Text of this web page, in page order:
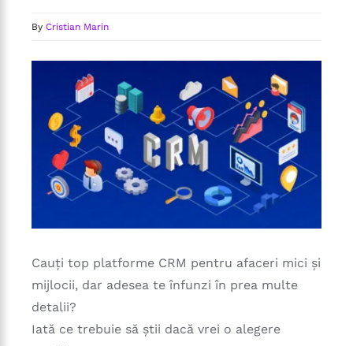
By Cristian Marin
Cauți top platforme CRM pentru afaceri mici și
mijlocii, dar adesea te înfunzi în prea multe
detalii?
Iată ce trebuie să știi dacă vrei o alegere